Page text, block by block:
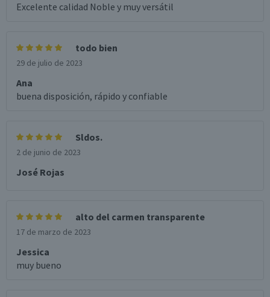
Excelente calidad Noble y muy versátil
todo bien
29 de julio de 2023
Ana
buena disposición, rápido y confiable
Sldos.
2 de junio de 2023
José Rojas
alto del carmen transparente
17 de marzo de 2023
Jessica
muy bueno